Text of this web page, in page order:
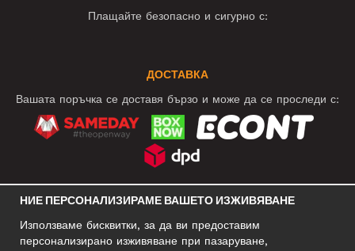
Плащайте безопасно и сигурно с:
ДОСТАВКА
Вашата поръчка се доставя бързо и може да се проследи с:
СОЦИАЛНИ МРЕЖИ
НИЕ ПЕРСОНАЛИЗИРАМЕ ВАШЕТО ИЗЖИВЯВАНЕ
Използваме бисквитки, за да ви предоставим
персонализирано изживяване при пазаруване,